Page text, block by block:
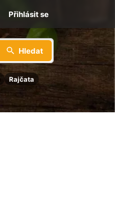
Hledat
Rajčata
Přihlásit se